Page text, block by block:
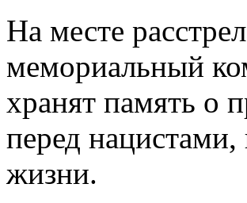
На месте
мемориальный
хранят память о
перед нацистами,
жизни.